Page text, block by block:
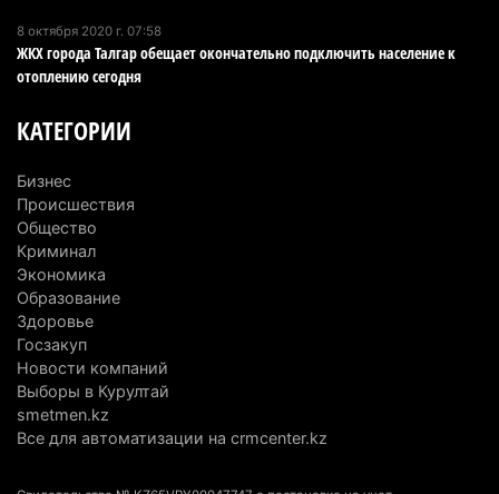
Хозяина собак, едва не загрызших ребенка в
Алматинской области, судят спустя год после
5 августа 2026 г. 09:17
В Алматинской области запустят производство
катеров для Formula-1 H2O и откроют академию
пилотов
5 августа 2026 г. 08:29
В Alatau City Authority назначили нового
директора по коммуникациям
Партия «Әділет» предложила превратить
8 октября 2020 г. 07:58
ЖКХ города Талгар обещает окончательно подключить население к
отоплению сегодня
КАТЕГОРИИ
Бизнес
Происшествия
Общество
Криминал
Экономика
Образование
Здоровье
Госзакуп
Новости компаний
Выборы в Курултай
smetmen.kz
Все для автоматизации на crmcenter.kz